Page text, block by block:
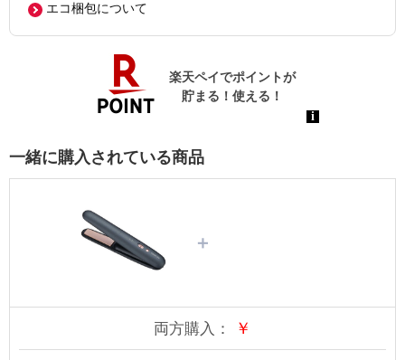
エコ梱包について
一緒に購入されている商品
＋
両方購入： ￥